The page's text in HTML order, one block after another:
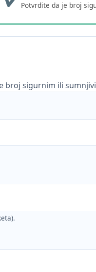
Potvrdite da je broj
broj sigurnim ili